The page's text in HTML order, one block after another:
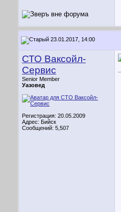
23.01.2017, 14:00
СТО Ваксойл-
Сервис
Senior Member
Уазовед
Регистрация: 20.05.2009
Адрес: Бийск
Сообщений: 5,507